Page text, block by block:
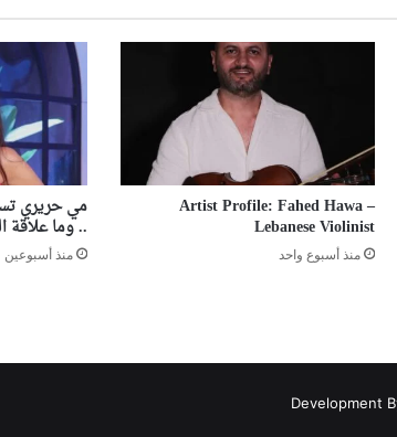
Artist Profile: Fahed Hawa –
Lebanese Violinist
منذ أسبوع واحد
مي حريري
.. وما علاقة
منذ أسبوعين
Development